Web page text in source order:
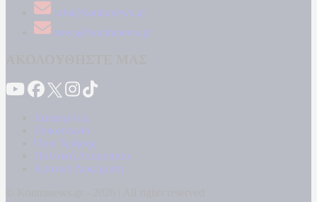
info@kontranews.gr
news@kontranews.gr
Καταγγελίες
Επικοινωνία
Όροι Χρήσης
Πολιτική Απορρήτου
Κρατική Διαφήμιση